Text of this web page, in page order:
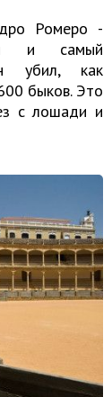
Ромеро -
и самый
убил, как
быков. Это
с лошади и